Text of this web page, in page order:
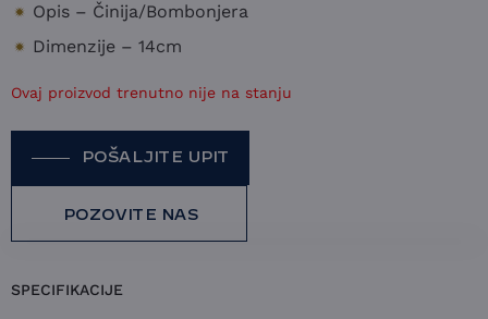
Opis – Činija/Bombonjera
Dimenzije – 14cm
Ovaj proizvod trenutno nije na stanju
POŠALJITE UPIT
POZOVITE NAS
POŠALJITE UPIT ZA ČINIJA
SPECIFIKACIJE